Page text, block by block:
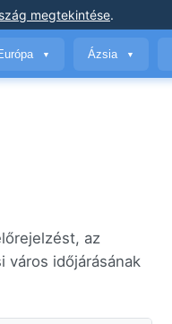
megtekintése.
▼ Ázsia ▼
az
időjárásának